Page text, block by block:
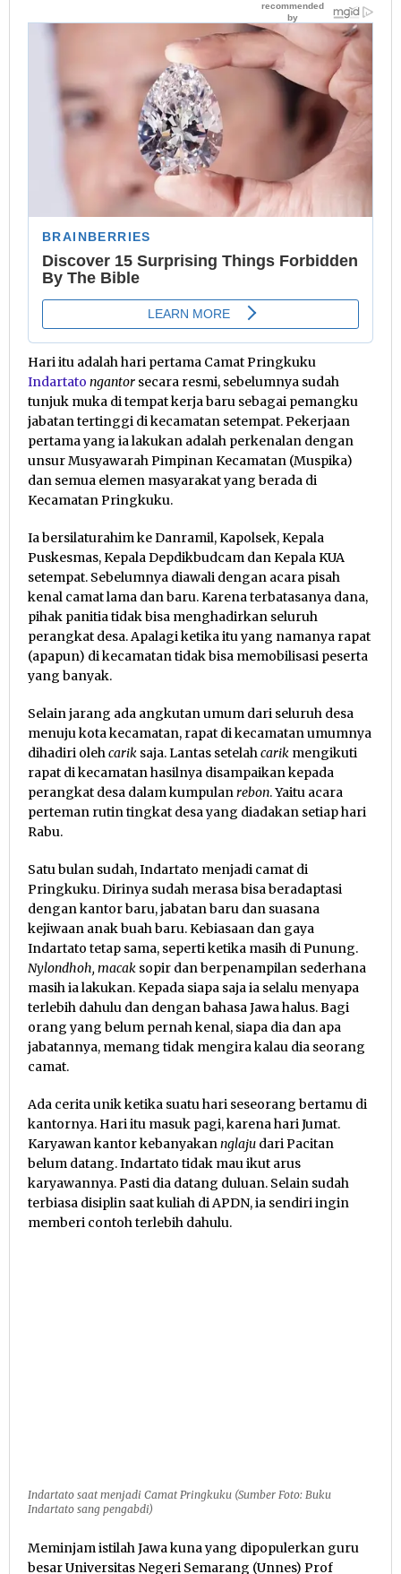
Hari itu adalah hari pertama Camat Pringkuku
Indartato ngantor secara resmi, sebelumnya sudah
tunjuk muka di tempat kerja baru sebagai pemangku
jabatan tertinggi di kecamatan setempat. Pekerjaan
pertama yang ia lakukan adalah perkenalan dengan
unsur Musyawarah Pimpinan Kecamatan (Muspika)
dan semua elemen masyarakat yang berada di
Kecamatan Pringkuku.
Ia bersilaturahim ke Danramil, Kapolsek, Kepala
Puskesmas, Kepala Depdikbudcam dan Kepala KUA
setempat. Sebelumnya diawali dengan acara pisah
kenal camat lama dan baru. Karena terbatasanya dana,
pihak panitia tidak bisa menghadirkan seluruh
perangkat desa. Apalagi ketika itu yang namanya rapat
(apapun) di kecamatan tidak bisa memobilisasi peserta
yang banyak.
Selain jarang ada angkutan umum dari seluruh desa
menuju kota kecamatan, rapat di kecamatan umumnya
dihadiri olehcarik saja. Lantas setelahcarik mengikuti
rapat di kecamatan hasilnya disampaikan kepada
perangkat desa dalam kumpulanrebon. Yaitu acara
perteman rutin tingkat desa yang diadakan setiap hari
Rabu.
Satu bulan sudah, Indartato menjadi camat di
Pringkuku. Dirinya sudah merasa bisa beradaptasi
dengan kantor baru, jabatan baru dan suasana
kejiwaan anak buah baru. Kebiasaan dan gaya
Indartato tetap sama, seperti ketika masih di Punung.
Nylondhoh, macak sopir dan berpenampilan sederhana
masih ia lakukan. Kepada siapa saja ia selalu menyapa
terlebih dahulu dan dengan bahasa Jawa halus. Bagi
orang yang belum pernah kenal, siapa dia dan apa
jabatannya, memang tidak mengira kalau dia seorang
camat.
Ada cerita unik ketika suatu hari seseorang bertamu di
kantornya. Hari itu masuk pagi, karena hari Jumat.
Karyawan kantor kebanyakannglaju dari Pacitan
belum datang. Indartato tidak mau ikut arus
karyawannya. Pasti dia datang duluan. Selain sudah
terbiasa disiplin saat kuliah di APDN, ia sendiri ingin
memberi contoh terlebih dahulu.
Indartato saat menjadi Camat Pringkuku (Sumber Foto: Buku
Indartato sang pengabdi)
Meminjam istilah Jawa kuna yang dipopulerkan guru
besar Universitas Negeri Semarang (Unnes) Prof